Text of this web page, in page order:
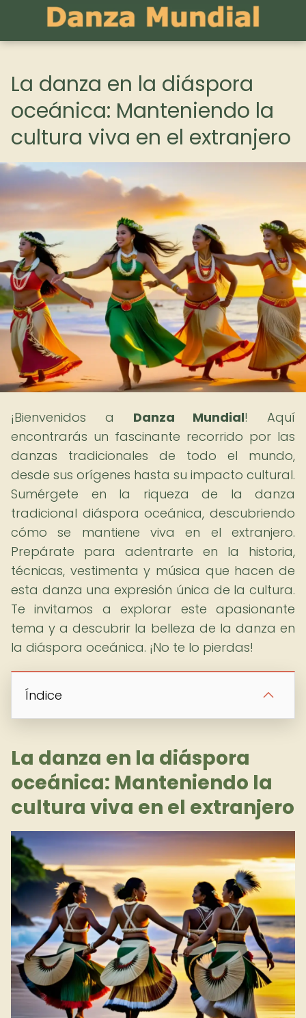
La danza en la diáspora
oceánica: Manteniendo la
cultura viva en el extranjero
¡Bienvenidos a Danza Mundial! Aquí
encontrarás un fascinante recorrido por las
danzas tradicionales de todo el mundo,
desde sus orígenes hasta su impacto cultural.
Sumérgete en la riqueza de la danza
tradicional diáspora oceánica, descubriendo
cómo se mantiene viva en el extranjero.
Prepárate para adentrarte en la historia,
técnicas, vestimenta y música que hacen de
esta danza una expresión única de la cultura.
Te invitamos a explorar este apasionante
tema y a descubrir la belleza de la danza en
la diáspora oceánica. ¡No te lo pierdas!
Índice
La danza en la diáspora
oceánica: Manteniendo la
cultura viva en el extranjero